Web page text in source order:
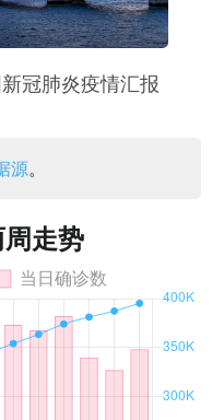
冠肺炎疫情汇报
源。
走势